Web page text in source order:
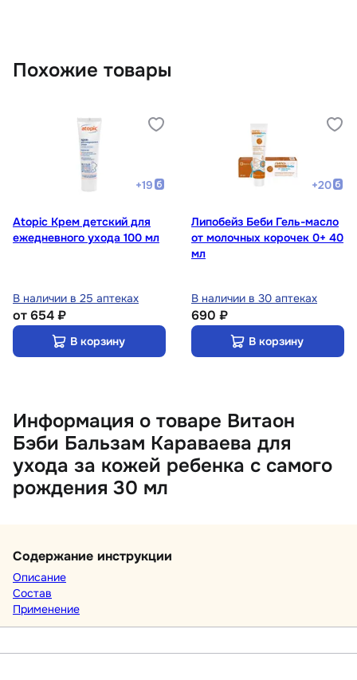
Похожие товары
+19
Atopic Крем детский для
ежедневного ухода 100 мл
В наличии в 25 аптеках
от654 ₽
В корзину
+20
Липобейз Беби Гель-масло
от молочных корочек 0+ 40
мл
В наличии в 30 аптеках
690 ₽
В корзину
Информация о товаре Витаон
Бэби Бальзам Караваева для
ухода за кожей ребенка с самого
рождения 30 мл
Содержание инструкции
Описание
Состав
Применение